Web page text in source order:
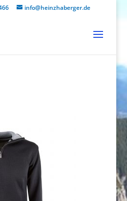
info@heinzhaberger.de